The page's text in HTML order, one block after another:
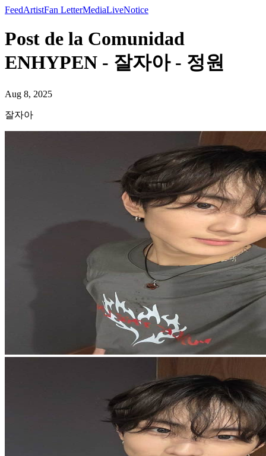
FeedArtistFan LetterMediaLiveNotice
Post de la Comunidad
ENHYPEN - 잘자아 - 정원
Aug 8, 2025
잘자아